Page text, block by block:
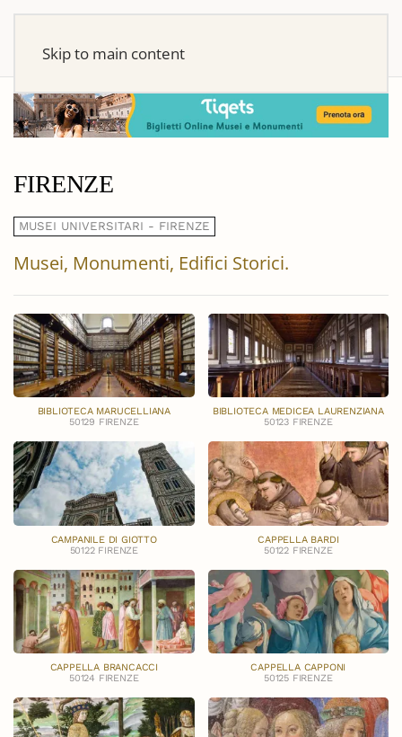
Skip to main content
FIRENZE
MUSEI UNIVERSITARI - FIRENZE
Musei, Monumenti, Edifici Storici.
BIBLIOTECA MARUCELLIANA
50129 FIRENZE
BIBLIOTECA MEDICEA LAURENZIANA
50123 FIRENZE
CAMPANILE DI GIOTTO
50122 FIRENZE
CAPPELLA BARDI
50122 FIRENZE
CAPPELLA BRANCACCI
50124 FIRENZE
CAPPELLA CAPPONI
50125 FIRENZE